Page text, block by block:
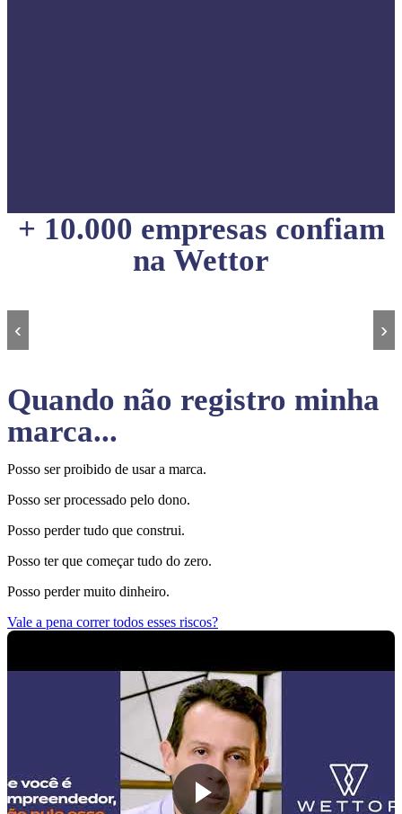
+ 10.000 empresas confiam
na Wettor
‹ ›
Quando não registro minha
marca...
Posso ser proibido de usar a marca.
Posso ser processado pelo dono.
Posso perder tudo que construi.
Posso ter que começar tudo do zero.
Posso perder muito dinheiro.
Vale a pena correr todos esses riscos?